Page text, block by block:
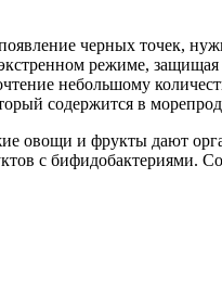
черных точек,
режиме,
небольшому
содержится в
овощи и фрукты дают
с бифидобактериями.